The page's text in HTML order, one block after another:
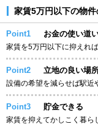
家賃5万円以下の物
Point1 お金の使い道
家賃を5万円以下に抑えれ
Point2 立地の良い場
設備の希望を減らせば駅近
Point3 貯金できる
家賃を抑えてかしこく暮ら